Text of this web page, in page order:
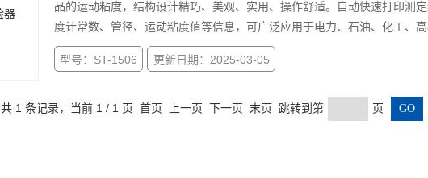
品的运动粘度，结构设计精巧、美观、实用、操作舒适。自动快速打印测
度计常数、管径、运动粘度值等信息，可广泛应用于电力、石油、化工、高
型号：ST-1506 更新日期：2025-03-05
共 1 条记录，当前 1 / 1 页 首页 上一页 下一页 末页 跳转到第 页